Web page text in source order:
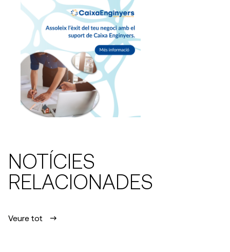
NOTÍCIES
RELACIONADES
Veure tot